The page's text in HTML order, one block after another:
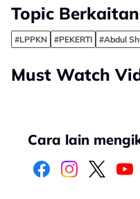
Topic Berkaitan
#LPPKN #PEKERTI #Abdul
Must Watch
Cara lain